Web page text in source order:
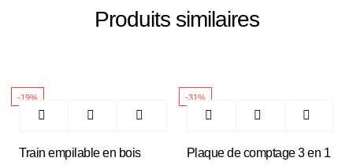
Produits similaires
-19%
Train empilable en bois
-31%
Plaque de comptage 3 en 1